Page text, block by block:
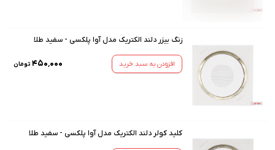
زنگ بیزر دلند الکتریک مدل آوا پلکسی - سفید طلا
افزودن به سبد خرید ۴۵۰٬۰۰۰ تومان
کلید کولر دلند الکتریک مدل آوا پلکسی - سفید طلا